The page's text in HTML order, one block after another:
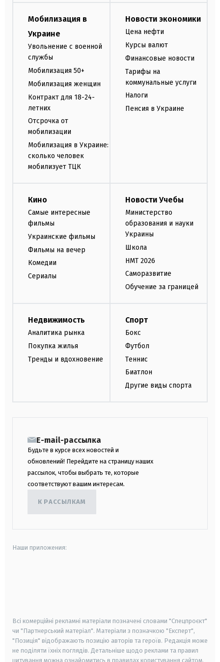
Мобилизация в
Украине
Увольнение с военной
службы
Мобилизация 50+
Мобилизация женщин
Контракт для 18-24-
летних
Отсрочка от
мобилизации
Мобилизация в Украине:
сколько человек
мобилизует ТЦК
Новости экономики
Цена нефти
Курсы валют
Финансовые новости
Тарифы на
коммунальные услуги
Налоги
Пенсия в Украине
Кино
Самые интересные
фильмы
Украинские фильмы
Фильмы на вечер
Комедии
Сериалы
Новости Учебы
Министерство
образования и науки
Украины
Школа
НМТ 2026
Саморазвитие
Обучение за границей
Недвижимость
Аналитика рынка
Покупка жилья
Тренды и вдохновение
Спорт
Бокс
Футбол
Теннис
Биатлон
Другие виды спорта
E-mail-рассылка
Будьте в курсе всех новостей и
обновлений! Перейдите на страницу наших
рассылок, чтобы выбрать те, которые
соответствуют вашим интересам.
К РАССЫЛКАМ
Наши приложения:
Всі комерційні рекламні матеріали позначені словами "Спецпроєкт"
чи "Партнерський матеріал". Матеріали з позначкою "Експерт",
"Позиція" відображають позицію авторів та героїв. Редакція може
не поділяти їхніх поглядів. Детальніше щодо реклами та правил
цитування можна ознайомитись в правилах користування сайтом.